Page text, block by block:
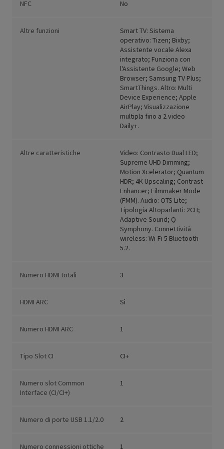
NFC No
Altre funzioni
Smart TV: Sistema
operativo: Tizen; Bixby;
Assistente vocale Alexa
integrato; Funziona con
l'Assistente Google; Web
Browser; Samsung TV Plus;
SmartThings. Altro: Multi
Device Experience; Apple
AirPlay; Visualizzazione
multipla fino a 2 video
Daily+.
Altre caratteristiche
Video: Contrasto Dual LED;
Supreme UHD Dimming;
Motion Xcelerator; Quantum
HDR; 4K Upscaling; Contrast
Enhancer; Filmmaker Mode
(FMM). Audio: OTS Lite;
Tipologia Altoparlanti: 2CH;
Adaptive Sound; Q-
Symphony. Connettività
wireless: Wi-Fi 5 Bluetooth
5.2.
Numero HDMI totali 3
HDMI ARC Sì
Numero HDMI ARC 1
Tipo Slot CI CI+
Numero slot Common
Interface (CI/CI+)
1
Numero di porte USB 1.1/2.0 2
Numero connessioni ottiche 1